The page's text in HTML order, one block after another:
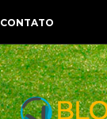
CONTATO